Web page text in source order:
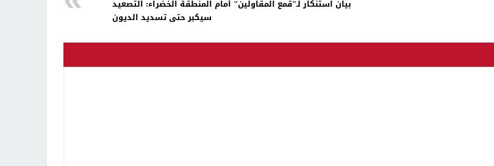
بيان استنكار لـ"قمع المقاولين" أمام المنطقة الخضراء: التصعيد
سيكبر حتى تسديد الديون